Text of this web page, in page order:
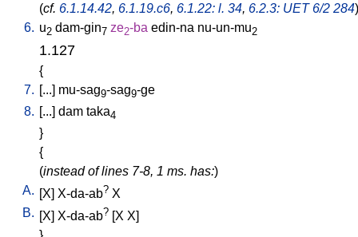
(cf. 6.1.14.42, 6.1.19.c6, 6.1.22: l. 34, 6.2.3: UET 6/2 284)
6. u2 dam-gin7 ze2-ba edin-na nu-un-mu2
1.127
{
7. [...] mu-sag9-sag9-ge
8. [...] dam taka4
}
{
(instead of lines 7-8, 1 ms. has:)
A. [X] X-da-ab? X
B. [X] X-da-ab? [X X]